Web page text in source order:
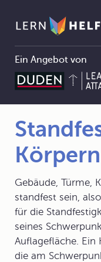
Ein Angebot von
2.5 Mechanik starrer Körper 2.5.1 Statik starrer Körper
Körpern
Gebäude, Türme,
standfest sein,
für die
seines
Auflagefläche. Ein
die am